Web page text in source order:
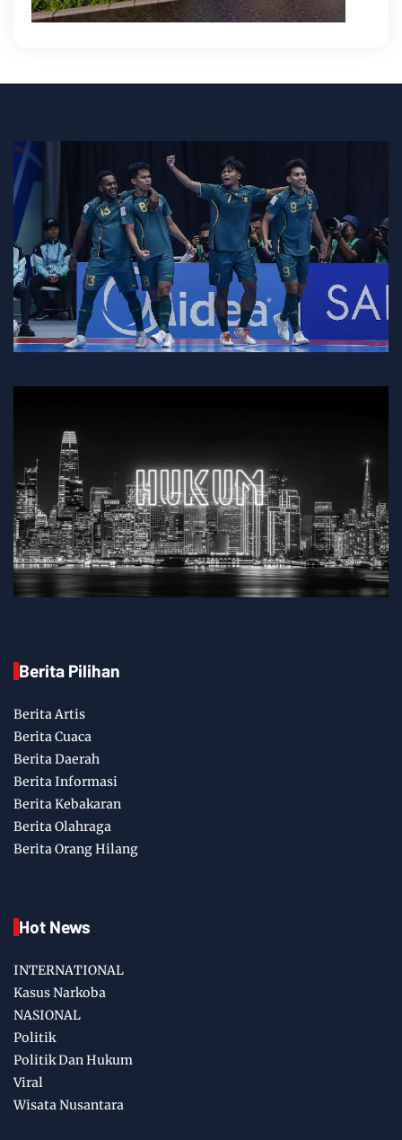
Berita Pilihan
Berita Artis
Berita Cuaca
Berita Daerah
Berita Informasi
Berita Kebakaran
Berita Olahraga
Berita Orang Hilang
Hot News
INTERNATIONAL
Kasus Narkoba
NASIONAL
Politik
Politik Dan Hukum
Viral
Wisata Nusantara